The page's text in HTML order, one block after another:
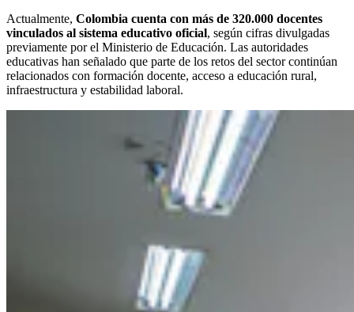
Actualmente, Colombia cuenta con más de 320.000 docentes
vinculados al sistema educativo oficial, según cifras divulgadas
previamente por el Ministerio de Educación. Las autoridades
educativas han señalado que parte de los retos del sector continúan
relacionados con formación docente, acceso a educación rural,
infraestructura y estabilidad laboral.